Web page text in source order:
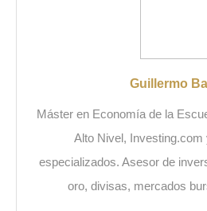
Guillermo
Máster en Economía de la
Alto Nivel, Investing.com
especializados. Asesor de
oro, divisas, mercados